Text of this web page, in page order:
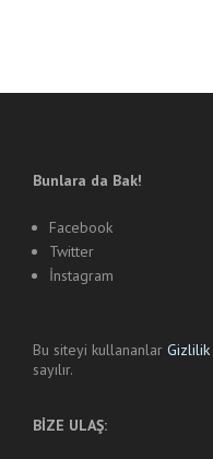
Bunlara da Bak!
Facebook
Twitter
İnstagram
Bu siteyi kullananlar Gizlilik
sayılır.
BİZE ULAŞ: